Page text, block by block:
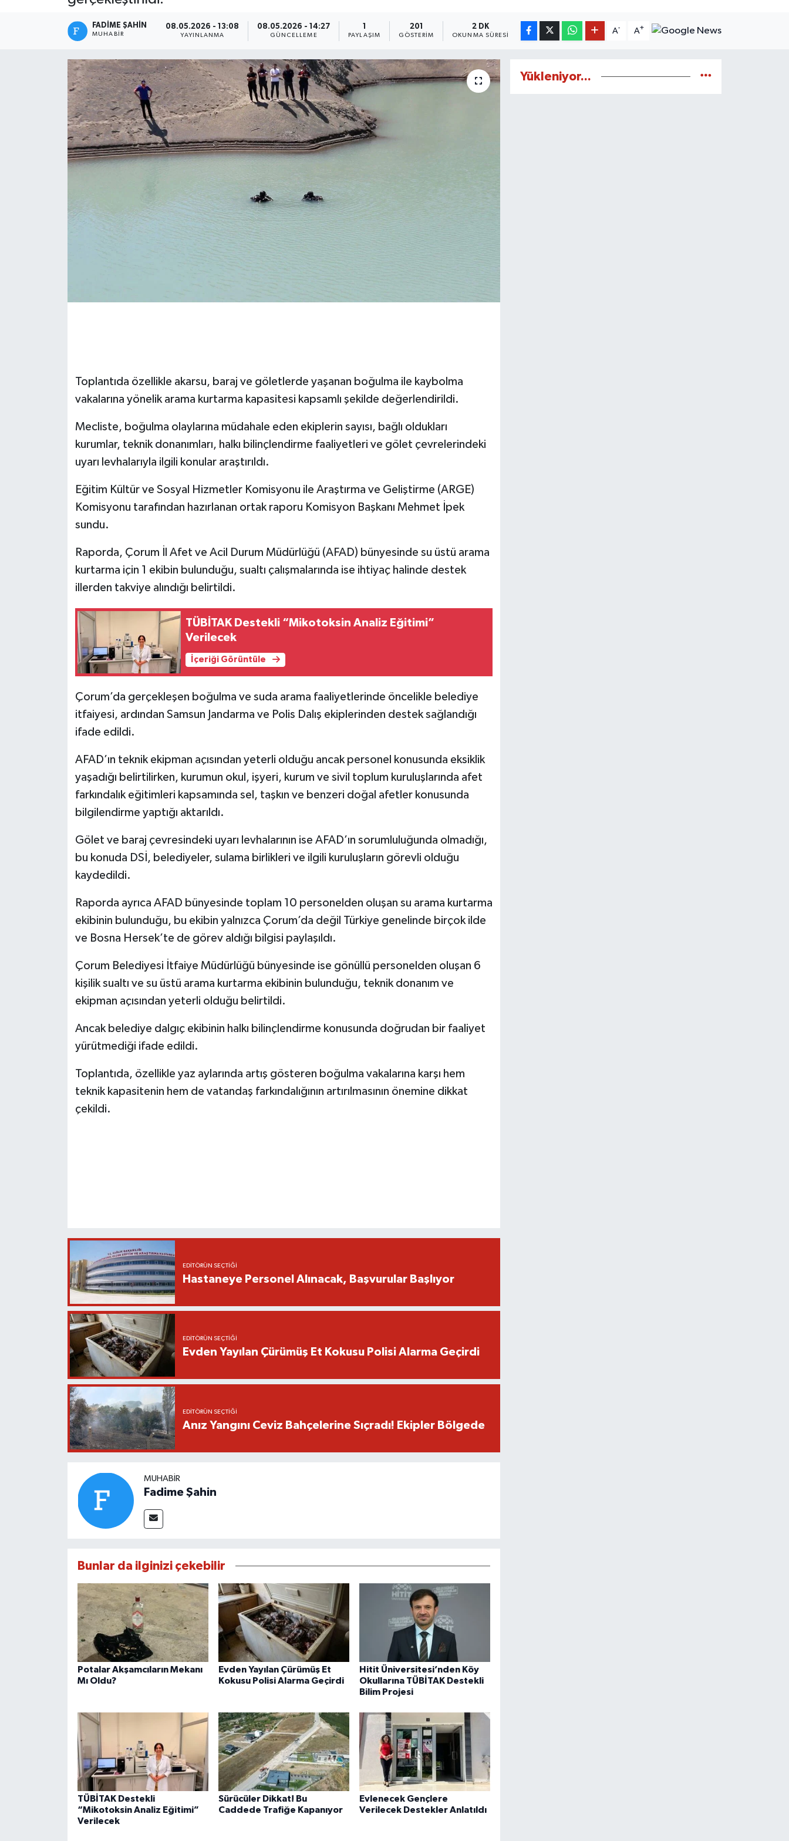
FADIME ŞAHIN
MUHABIR
08.05.2026 - 13:08
YAYINLANMA
08.05.2026 - 14:27
GÜNCELLEME
1
PAYLAŞIM
201
GÖSTERIM
2 DK
OKUNMA SÜRESI
A- A+
Toplantıda özellikle akarsu, baraj ve göletlerde yaşanan boğulma ile kaybolma
vakalarına yönelik arama kurtarma kapasitesi kapsamlı şekilde değerlendirildi.
Mecliste, boğulma olaylarına müdahale eden ekiplerin sayısı, bağlı oldukları
kurumlar, teknik donanımları, halkı bilinçlendirme faaliyetleri ve gölet çevrelerindeki
uyarı levhalarıyla ilgili konular araştırıldı.
Eğitim Kültür ve Sosyal Hizmetler Komisyonu ile Araştırma ve Geliştirme (ARGE)
Komisyonu tarafından hazırlanan ortak raporu Komisyon Başkanı Mehmet İpek
sundu.
Raporda, Çorum İl Afet ve Acil Durum Müdürlüğü (AFAD) bünyesinde su üstü arama
kurtarma için 1 ekibin bulunduğu, sualtı çalışmalarında ise ihtiyaç halinde destek
illerden takviye alındığı belirtildi.
TÜBİTAK Destekli “Mikotoksin Analiz Eğitimi”
Verilecek
İçeriği Görüntüle
Çorum’da gerçekleşen boğulma ve suda arama faaliyetlerinde öncelikle belediye
itfaiyesi, ardından Samsun Jandarma ve Polis Dalış ekiplerinden destek sağlandığı
ifade edildi.
AFAD’ın teknik ekipman açısından yeterli olduğu ancak personel konusunda eksiklik
yaşadığı belirtilirken, kurumun okul, işyeri, kurum ve sivil toplum kuruluşlarında afet
farkındalık eğitimleri kapsamında sel, taşkın ve benzeri doğal afetler konusunda
bilgilendirme yaptığı aktarıldı.
Gölet ve baraj çevresindeki uyarı levhalarının ise AFAD’ın sorumluluğunda olmadığı,
bu konuda DSİ, belediyeler, sulama birlikleri ve ilgili kuruluşların görevli olduğu
kaydedildi.
Raporda ayrıca AFAD bünyesinde toplam 10 personelden oluşan su arama kurtarma
ekibinin bulunduğu, bu ekibin yalnızca Çorum’da değil Türkiye genelinde birçok ilde
ve Bosna Hersek’te de görev aldığı bilgisi paylaşıldı.
Çorum Belediyesi İtfaiye Müdürlüğü bünyesinde ise gönüllü personelden oluşan 6
kişilik sualtı ve su üstü arama kurtarma ekibinin bulunduğu, teknik donanım ve
ekipman açısından yeterli olduğu belirtildi.
Ancak belediye dalgıç ekibinin halkı bilinçlendirme konusunda doğrudan bir faaliyet
yürütmediği ifade edildi.
Toplantıda, özellikle yaz aylarında artış gösteren boğulma vakalarına karşı hem
teknik kapasitenin hem de vatandaş farkındalığının artırılmasının önemine dikkat
çekildi.
EDITÖRÜN SEÇTIĞI
Hastaneye Personel Alınacak, Başvurular Başlıyor
EDITÖRÜN SEÇTIĞI
Evden Yayılan Çürümüş Et Kokusu Polisi Alarma Geçirdi
EDITÖRÜN SEÇTIĞI
Anız Yangını Ceviz Bahçelerine Sıçradı! Ekipler Bölgede
MUHABIR
Fadime Şahin
Bunlar da ilginizi çekebilir
Potalar Akşamcıların Mekanı
Mı Oldu?
Evden Yayılan Çürümüş Et
Kokusu Polisi Alarma Geçirdi
Hitit Üniversitesi’nden Köy
Okullarına TÜBİTAK Destekli
Bilim Projesi
TÜBİTAK Destekli
“Mikotoksin Analiz Eğitimi”
Verilecek
Sürücüler Dikkat! Bu
Caddede Trafiğe Kapanıyor
Evlenecek Gençlere
Verilecek Destekler Anlatıldı
Yükleniyor...